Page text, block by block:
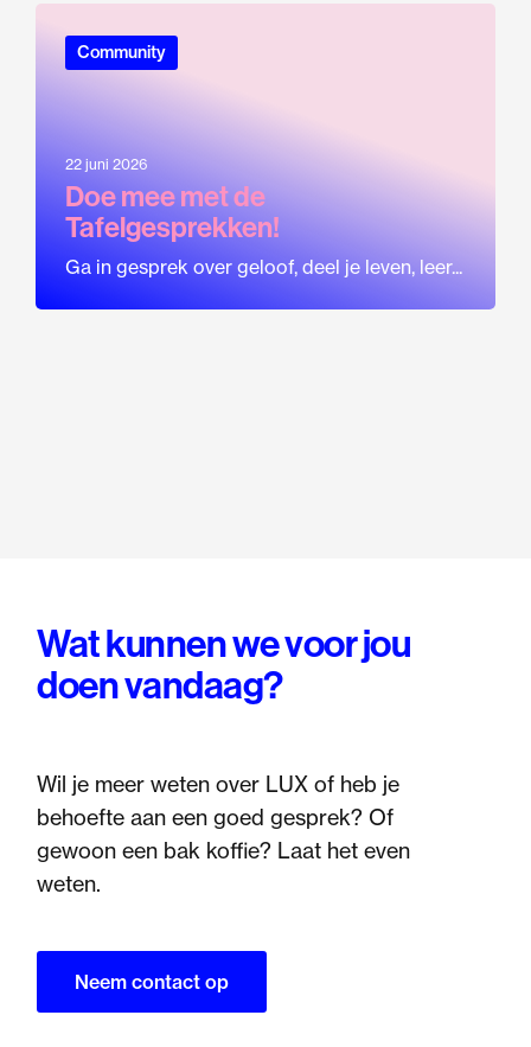
Community
22 juni 2026
Doe mee met de
Tafelgesprekken!
Ga in gesprek over geloof, deel je leven, leer...
Wat kunnen we voor jou
doen vandaag?
Wil je meer weten over LUX of heb je
behoefte aan een goed gesprek? Of
gewoon een bak koffie? Laat het even
weten.
Neem contact op